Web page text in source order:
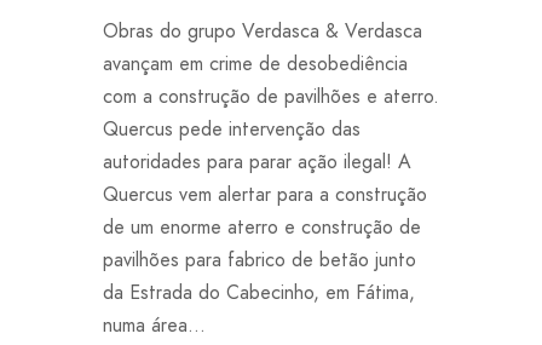
Obras do grupo Verdasca & Verdasca
avançam em crime de desobediência
com a construção de pavilhões e aterro.
Quercus pede intervenção das
autoridades para parar ação ilegal! A
Quercus vem alertar para a construção
de um enorme aterro e construção de
pavilhões para fabrico de betão junto
da Estrada do Cabecinho, em Fátima,
numa área...